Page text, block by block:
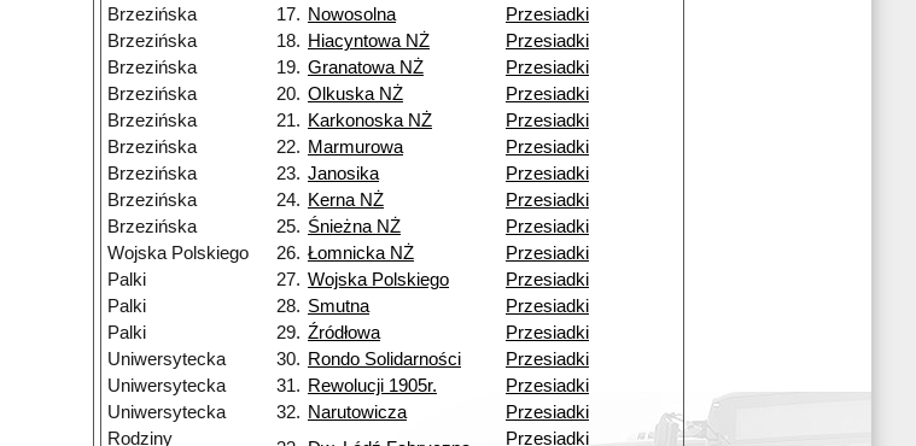
Brzezińska
17. Nowosolna
Przesiadki
Brzezińska
18. Hiacyntowa NŻ
Przesiadki
Brzezińska
19. Granatowa NŻ
Przesiadki
Brzezińska
20. Olkuska NŻ
Przesiadki
Brzezińska
21. Karkonoska NŻ
Przesiadki
Brzezińska
22. Marmurowa
Przesiadki
Brzezińska
23. Janosika
Przesiadki
Brzezińska
24. Kerna NŻ
Przesiadki
Brzezińska
25. Śnieżna NŻ
Przesiadki
Wojska Polskiego
26. Łomnicka NŻ
Przesiadki
Palki
27. Wojska Polskiego
Przesiadki
Palki
28. Smutna
Przesiadki
Palki
29. Źródłowa
Przesiadki
Uniwersytecka
30. Rondo Solidarności
Przesiadki
Uniwersytecka
31. Rewolucji 1905r.
Przesiadki
Uniwersytecka
32. Narutowicza
Przesiadki
Rodziny
Przesiadki